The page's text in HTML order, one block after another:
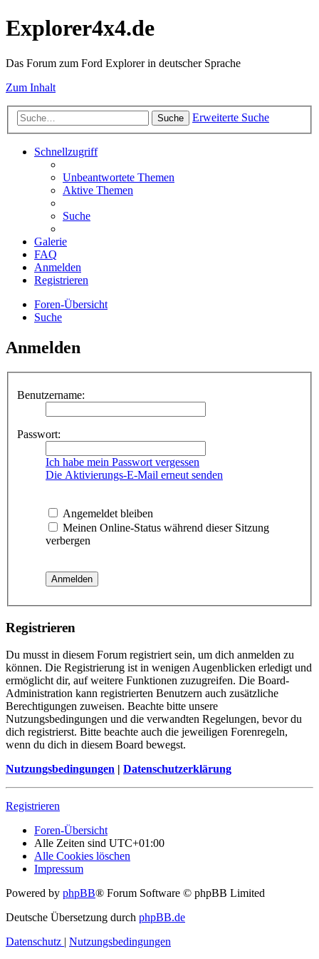
Explorer4x4.de
Das Forum zum Ford Explorer in deutscher Sprache
Zum Inhalt
Suche Erweiterte Suche
Schnellzugriff
Unbeantwortete Themen
Aktive Themen
Suche
Galerie
FAQ
Anmelden
Registrieren
Foren-Übersicht
Suche
Anmelden
Benutzername:
Passwort:
Ich habe mein Passwort vergessen
Die Aktivierungs-E-Mail erneut senden
Angemeldet bleiben
Meinen Online-Status während dieser Sitzung
verbergen
Registrieren
Du musst in diesem Forum registriert sein, um dich anmelden zu
können. Die Registrierung ist in wenigen Augenblicken erledigt und
ermöglicht dir, auf weitere Funktionen zuzugreifen. Die Board-
Administration kann registrierten Benutzern auch zusätzliche
Berechtigungen zuweisen. Beachte bitte unsere
Nutzungsbedingungen und die verwandten Regelungen, bevor du
dich registrierst. Bitte beachte auch die jeweiligen Forenregeln,
wenn du dich in diesem Board bewegst.
Nutzungsbedingungen | Datenschutzerklärung
Registrieren
Foren-Übersicht
Alle Zeiten sind UTC+01:00
Alle Cookies löschen
Impressum
Powered by phpBB® Forum Software © phpBB Limited
Deutsche Übersetzung durch phpBB.de
Datenschutz | Nutzungsbedingungen